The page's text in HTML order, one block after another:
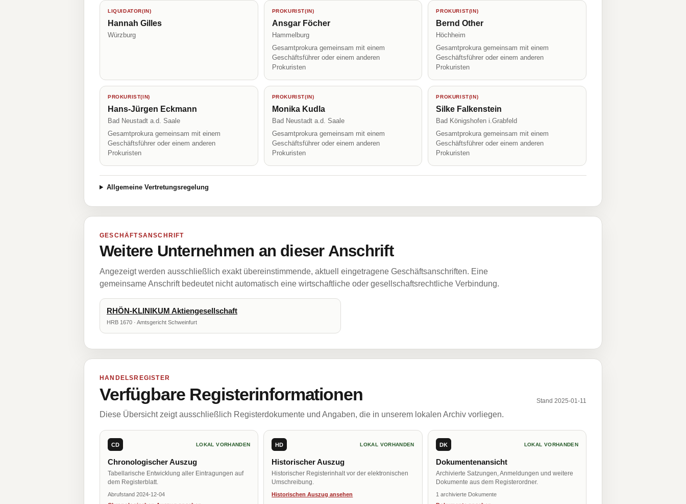
LIQUIDATOR(IN)
Hannah Gilles
Würzburg
PROKURIST(IN)
Ansgar Föcher
Hammelburg
Gesamtprokura gemeinsam mit einem
Geschäftsführer oder einem anderen
Prokuristen
PROKURIST(IN)
Bernd Other
Höchheim
Gesamtprokura gemeinsam mit einem
Geschäftsführer oder einem anderen
Prokuristen
PROKURIST(IN)
Hans-Jürgen Eckmann
Bad Neustadt a.d. Saale
Gesamtprokura gemeinsam mit einem
Geschäftsführer oder einem anderen
Prokuristen
PROKURIST(IN)
Monika Kudla
Bad Neustadt a.d. Saale
Gesamtprokura gemeinsam mit einem
Geschäftsführer oder einem anderen
Prokuristen
PROKURIST(IN)
Silke Falkenstein
Bad Königshofen i.Grabfeld
Gesamtprokura gemeinsam mit einem
Geschäftsführer oder einem anderen
Prokuristen
Allgemeine Vertretungsregelung
GESCHÄFTSANSCHRIFT
Weitere Unternehmen an dieser Anschrift
Angezeigt werden ausschließlich exakt übereinstimmende, aktuell eingetragene Geschäftsanschriften. Eine
gemeinsame Anschrift bedeutet nicht automatisch eine wirtschaftliche oder gesellschaftsrechtliche Verbindung.
RHÖN-KLINIKUM Aktiengesellschaft
HRB 1670 · Amtsgericht Schweinfurt
HANDELSREGISTER
Verfügbare Registerinformationen Stand 2025-01-11
Diese Übersicht zeigt ausschließlich Registerdokumente und Angaben, die in unserem lokalen Archiv vorliegen.
CD LOKAL VORHANDEN
Chronologischer Auszug
Tabellarische Entwicklung aller Eintragungen auf
dem Registerblatt.
Abrufstand 2024-12-04
HD LOKAL VORHANDEN
Historischer Auszug
Historischer Registerinhalt vor der elektronischen
Umschreibung.
Historischen Auszug ansehen
DK LOKAL VORHANDEN
Dokumentenansicht
Archivierte Satzungen, Anmeldungen und weitere
Dokumente aus dem Registerordner.
1 archivierte Dokumente